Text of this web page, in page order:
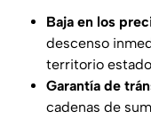
Baja en los
descenso
territorio
Garantía de
cadenas de